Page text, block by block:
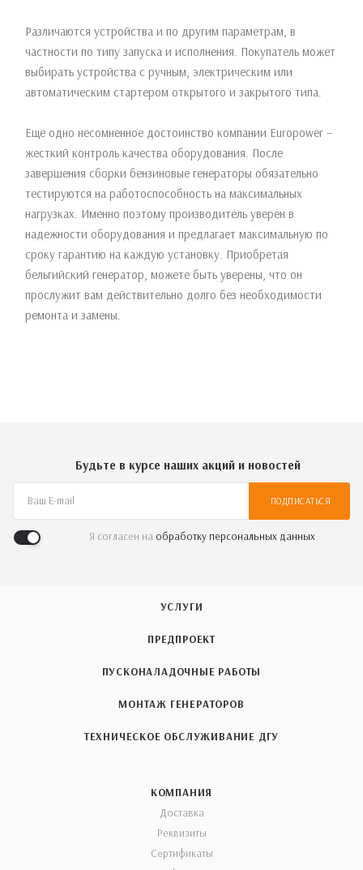
Различаются устройства и по другим параметрам, в
частности по типу запуска и исполнения. Покупатель может
выбирать устройства с ручным, электрическим или
автоматическим стартером открытого и закрытого типа.
Еще одно несомненное достоинство компании Europower –
жесткий контроль качества оборудования. После
завершения сборки бензиновые генераторы обязательно
тестируются на работоспособность на максимальных
нагрузках. Именно поэтому производитель уверен в
надежности оборудования и предлагает максимальную по
сроку гарантию на каждую установку. Приобретая
бельгийский генератор, можете быть уверены, что он
прослужит вам действительно долго без необходимости
ремонта и замены.
Будьте в курсе наших акций и новостей
ПОДПИСАТЬСЯ
Я согласен на обработку персональных данных
УСЛУГИ
ПРЕДПРОЕКТ
ПУСКОНАЛАДОЧНЫЕ РАБОТЫ
МОНТАЖ ГЕНЕРАТОРОВ
ТЕХНИЧЕСКОЕ ОБСЛУЖИВАНИЕ ДГУ
КОМПАНИЯ
Доставка
Реквизиты
Сертификаты